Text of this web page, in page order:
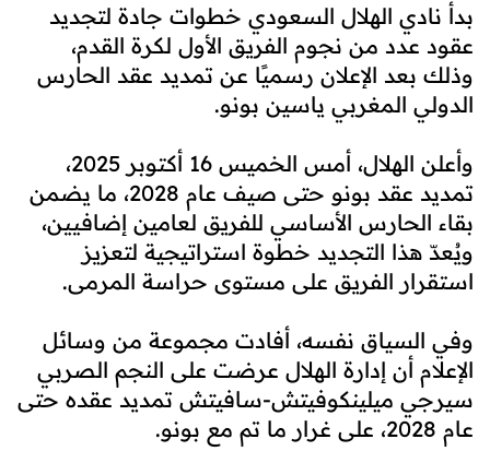
بدأ نادي الهلال السعودي خطوات جادة لتجديد
عقود عدد من نجوم الفريق الأول لكرة القدم،
وذلك بعد الإعلان رسميًا عن تمديد عقد الحارس
الدولي المغربي ياسين بونو.
وأعلن الهلال، أمس الخميس 16 أكتوبر 2025،
تمديد عقد بونو حتى صيف عام 2028، ما يضمن
بقاء الحارس الأساسي للفريق لعامين إضافيين،
ويُعدّ هذا التجديد خطوة استراتيجية لتعزيز
استقرار الفريق على مستوى حراسة المرمى.
وفي السياق نفسه، أفادت مجموعة من وسائل
الإعلام أن إدارة الهلال عرضت على النجم الصربي
سيرجي ميلينكوفيتش-سافيتش تمديد عقده حتى
عام 2028، على غرار ما تم مع بونو.